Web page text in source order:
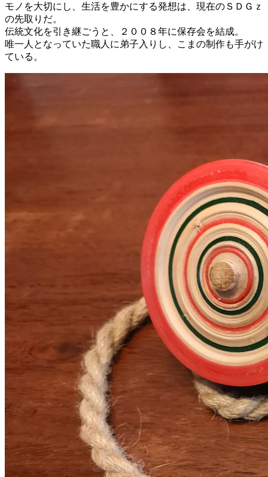
モノを大切にし、生活を豊かにする発想は、現在のＳＤＧｚ
の先取りだ。
伝統文化を引き継ごうと、２００８年に保存会を結成。
唯一人となっていた職人に弟子入りし、こまの制作も手がけ
ている。